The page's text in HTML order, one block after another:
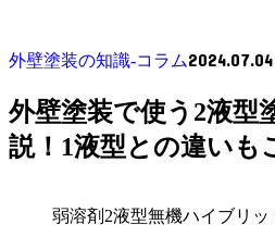
外壁塗装の知識‐コラム2024.07.04
外壁塗装で使う2液型
説！1液型との違いも
弱溶剤2液型無機ハイブリッ